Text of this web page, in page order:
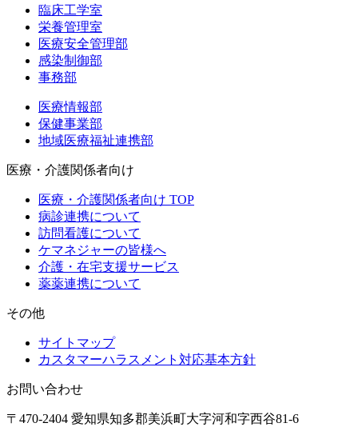
臨床工学室
栄養管理室
医療安全管理部
感染制御部
事務部
医療情報部
保健事業部
地域医療福祉連携部
医療・介護関係者向け
医療・介護関係者向け TOP
病診連携について
訪問看護について
ケマネジャーの皆様へ
介護・在宅支援サービス
薬薬連携について
その他
サイトマップ
カスタマーハラスメント対応基本方針
お問い合わせ
〒470-2404 愛知県知多郡美浜町大字河和字西谷81-6